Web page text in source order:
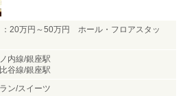
：20万円～50万円 ホール・フロアスタッ
内線/銀座駅
谷線/銀座駅
ン/スイーツ